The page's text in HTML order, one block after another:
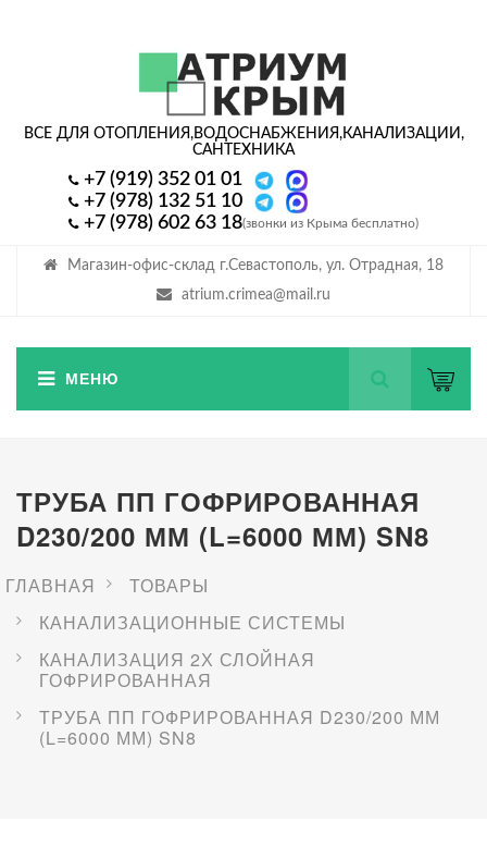
Магазин-офис-склад г.Севастополь, ул. Отрадная, 18
atrium.crimea@mail.ru
ВСЕ ДЛЯ ОТОПЛЕНИЯ,ВОДОСНАБЖЕНИЯ,КАНАЛИЗАЦИИ,
САНТЕХНИКА
+7 (919) 352 01 01
+7 (978) 132 51 10
+7 (978) 602 63 18(звонки из Крыма бесплатно)
ТРУБА ПП ГОФРИРОВАННАЯ
D230/200 ММ (L=6000 ММ) SN8
ГЛАВНАЯ
ТОВАРЫ
КАНАЛИЗАЦИОННЫЕ СИСТЕМЫ
КАНАЛИЗАЦИЯ 2Х СЛОЙНАЯ
ГОФРИРОВАННАЯ
ТРУБА ПП ГОФРИРОВАННАЯ D230/200 ММ
(L=6000 ММ) SN8